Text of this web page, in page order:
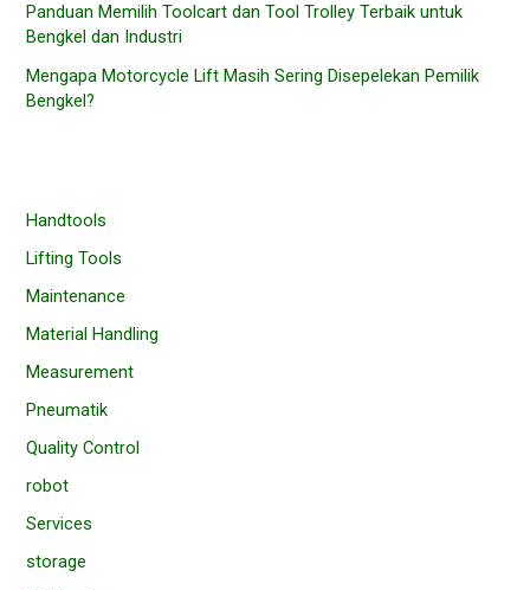
Panduan Memilih Toolcart dan Tool Trolley Terbaik untuk
Bengkel dan Industri
Mengapa Motorcycle Lift Masih Sering Disepelekan Pemilik
Bengkel?
Handtools
Lifting Tools
Maintenance
Material Handling
Measurement
Pneumatik
Quality Control
robot
Services
storage